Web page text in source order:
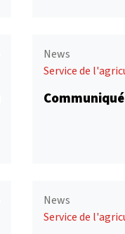
News
Service de
News
Service de